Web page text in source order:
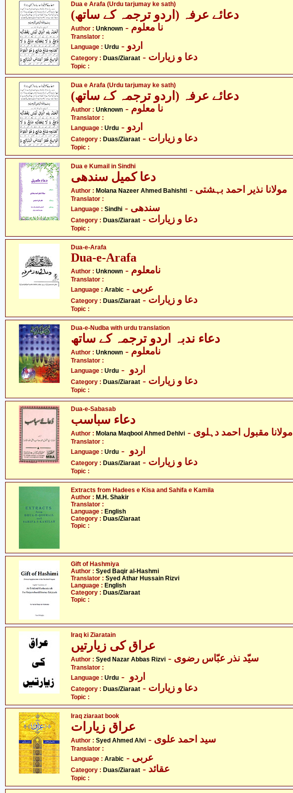
Dua e Arafa (Urdu tarjumay ke sath)
دعائے عرفہ (اردو ترجمہ کے ساتھ)
Author : Unknown - نا معلوم
Translator :
Language : Urdu - اردو
Category : Duas/Ziaraat - دعا و زیارات
Topic :
Dua e Arafa (Urdu tarjumay ke sath)
دعائے عرفہ (اردو ترجمہ کے ساتھ)
Author : Unknown - نا معلوم
Translator :
Language : Urdu - اردو
Category : Duas/Ziaraat - دعا و زیارات
Topic :
Dua e Kumail in Sindhi
دعا کمیل سندھی
Author : Molana Nazeer Ahmed Bahishti - مولانا نذیر احمد بہشتی
Translator :
Language : Sindhi - سندھی
Category : Duas/Ziaraat - دعا و زیارات
Topic :
Dua-e-Arafa
Dua-e-Arafa
Author : Unknown - نامعلوم
Translator :
Language : Arabic - عربی
Category : Duas/Ziaraat - دعا و زیارات
Topic :
Dua-e-Nudba with urdu translation
Author : Unknown - نامعلوم
Translator :
Language : Urdu
Category : Duas/Ziaraat - دعا و زیارات
Topic :
Dua-e-Sabasab
Author : Molana Maqbool Ahmed Dehlvi - مولانا مقبول احمد دہلوی
Translator :
Language : Urdu
Category : Duas/Ziaraat - دعا و زیارات
Topic :
Extracts from Hadees e Kisa and Sahifa e Kamila
Author : M.H. Shakir
Translator :
Language : English
Category : Duas/Ziaraat
Topic :
Gift of Hashmiya
Author : Syed Baqir al-Hashmi
Translator : Syed Athar Hussain Rizvi
Language : English
Category : Duas/Ziaraat
Topic :
Iraq ki Ziaratain
Author : Syed Nazar Abbas Rizvi - سیّد نذر عبّاس رضوی
Translator :
Language : Urdu
Category : Duas/Ziaraat - دعا و زیارات
Topic :
Iraq ziaraat book
عراق زیارات
Author : Syed Ahmed Alvi - سید احمد علوی
Translator :
Language : Arabic - عربی
Category : Duas/Ziaraat - عقائد
Topic :